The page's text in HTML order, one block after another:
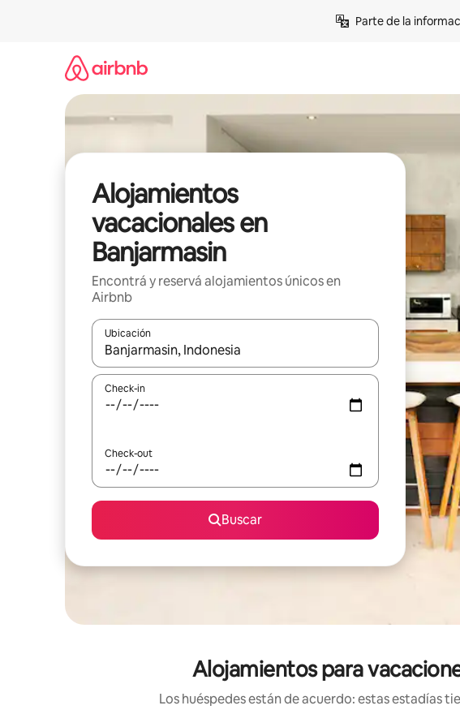
Parte de la
Alojamientos
vacacionales en
Banjarmasin
Encontrá y reservá alojamientos únicos en
Airbnb
Ubicación
Cuando los resultados estén disponibles, navegá con las teclas de
Check-in
Check-out
Buscar
Alojamientos para
Los huéspedes están de acuerdo: estas estadías